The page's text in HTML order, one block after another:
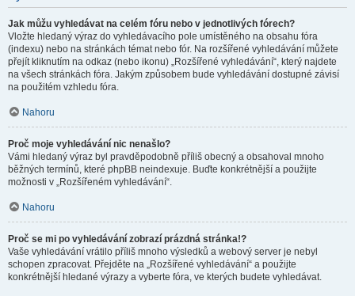
Jak můžu vyhledávat na celém fóru nebo v jednotlivých fórech?
Vložte hledaný výraz do vyhledávacího pole umístěného na obsahu fóra
(indexu) nebo na stránkách témat nebo fór. Na rozšířené vyhledávání můžete
přejít kliknutím na odkaz (nebo ikonu) „Rozšířené vyhledávání“, který najdete
na všech stránkách fóra. Jakým způsobem bude vyhledávání dostupné závisí
na použitém vzhledu fóra.
Nahoru
Proč moje vyhledávání nic nenašlo?
Vámi hledaný výraz byl pravděpodobně příliš obecný a obsahoval mnoho
běžných termínů, které phpBB neindexuje. Buďte konkrétnější a použijte
možnosti v „Rozšířeném vyhledávání“.
Nahoru
Proč se mi po vyhledávání zobrazí prázdná stránka!?
Vaše vyhledávání vrátilo příliš mnoho výsledků a webový server je nebyl
schopen zpracovat. Přejděte na „Rozšířené vyhledávání“ a použijte
konkrétnější hledané výrazy a vyberte fóra, ve kterých budete vyhledávat.